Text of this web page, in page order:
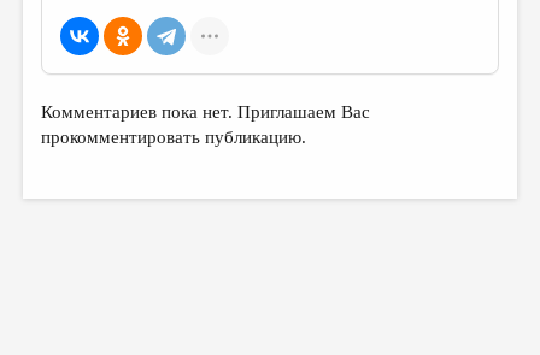
МЕДИА
ВКОНТАКТЕ
Комментариев пока нет. Приглашаем Вас
прокомментировать публикацию.